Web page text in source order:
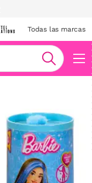
Todas las marcas
Buscar